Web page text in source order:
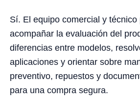
Sí. El equipo comercial y técnico
acompañar la evaluación del
diferencias entre modelos,
aplicaciones y orientar sobre
preventivo, repuestos y
para una compra segura.